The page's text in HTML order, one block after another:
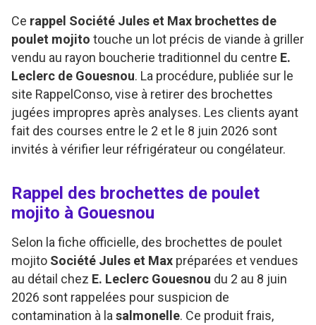
Ce rappel Société Jules et Max brochettes de
poulet mojito touche un lot précis de viande à griller
vendu au rayon boucherie traditionnel du centre E.
Leclerc de Gouesnou. La procédure, publiée sur le
site RappelConso, vise à retirer des brochettes
jugées impropres après analyses. Les clients ayant
fait des courses entre le 2 et le 8 juin 2026 sont
invités à vérifier leur réfrigérateur ou congélateur.
Rappel des brochettes de poulet
mojito à Gouesnou
Selon la fiche officielle, des brochettes de poulet
mojito Société Jules et Max préparées et vendues
au détail chez E. Leclerc Gouesnou du 2 au 8 juin
2026 sont rappelées pour suspicion de
contamination à la salmonelle. Ce produit frais,